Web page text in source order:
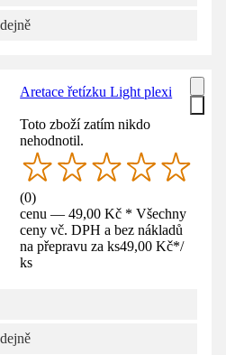
Aretace řetízku Light plexi
Toto zboží zatím nikdo
nehodnotil.
(0)
cenu — 49,00 Kč * Všechny
ceny vč. DPH a bez nákladů
na přepravu za ks49,00 Kč*/
ks